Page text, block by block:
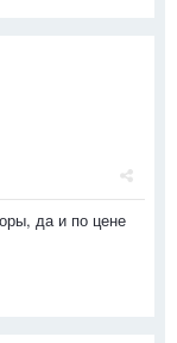
да и по цене